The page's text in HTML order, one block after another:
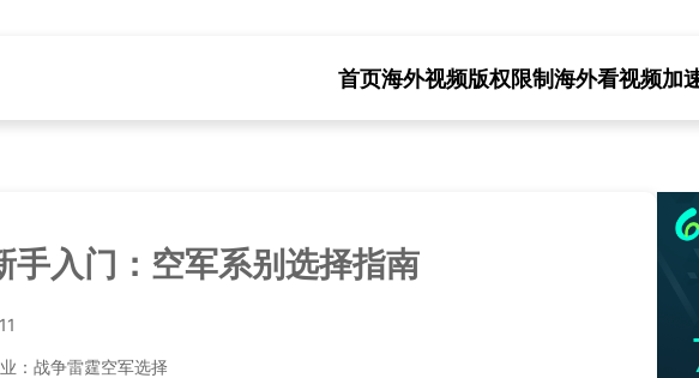
首页海外视频版权限制海外看视频加
手入门：空军系别选择指南
：战争雷霆空军选择